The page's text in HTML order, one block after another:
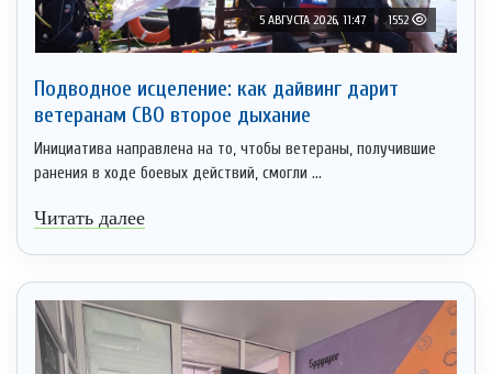
5 АВГУСТА 2026, 11:47 1552
Подводное исцеление: как дайвинг дарит
ветеранам СВО второе дыхание
Инициатива направлена на то, чтобы ветераны, получившие
ранения в ходе боевых действий, смогли ...
Читать далее